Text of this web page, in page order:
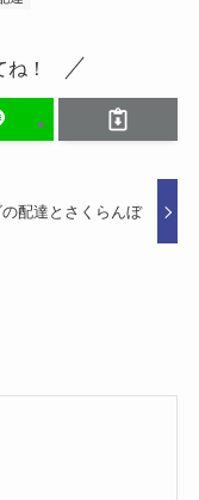
！
配達とさくらんぼ